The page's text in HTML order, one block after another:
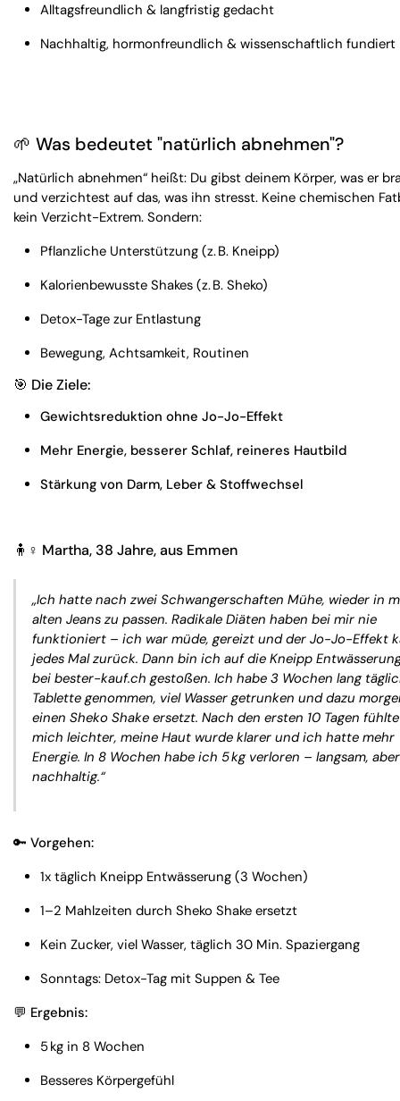
Alltagsfreundlich & langfristig gedacht
Nachhaltig, hormonfreundlich & wissenschaftlich fundiert
🌱 Was bedeutet "natürlich abnehmen"?
„Natürlich abnehmen“ heißt: Du gibst deinem Körper, was er
und verzichtest auf das, was ihn stresst. Keine chemischen
kein Verzicht-Extrem. Sondern:
Pflanzliche Unterstützung (z. B. Kneipp)
Kalorienbewusste Shakes (z. B. Sheko)
Detox-Tage zur Entlastung
Bewegung, Achtsamkeit, Routinen
🎯 Die Ziele:
Gewichtsreduktion ohne Jo-Jo-Effekt
Mehr Energie, besserer Schlaf, reineres Hautbild
Stärkung von Darm, Leber & Stoffwechsel
🧍♀️ Martha, 38 Jahre, aus Emmen
„Ich hatte nach zwei Schwangerschaften Mühe, wieder in
alten Jeans zu passen. Radikale Diäten haben bei mir nie
funktioniert – ich war müde, gereizt und der Jo-Jo-Effekt
jedes Mal zurück. Dann bin ich auf die Kneipp
bei bester-kauf.ch gestoßen. Ich habe 3 Wochen lang
Tablette genommen, viel Wasser getrunken und dazu
einen Sheko Shake ersetzt. Nach den ersten 10 Tagen
mich leichter, meine Haut wurde klarer und ich hatte mehr
Energie. In 8 Wochen habe ich 5 kg verloren – langsam, aber
nachhaltig.“
🔑 Vorgehen:
1x täglich Kneipp Entwässerung (3 Wochen)
1–2 Mahlzeiten durch Sheko Shake ersetzt
Kein Zucker, viel Wasser, täglich 30 Min. Spaziergang
Sonntags: Detox-Tag mit Suppen & Tee
💬 Ergebnis:
5 kg in 8 Wochen
Besseres Körpergefühl